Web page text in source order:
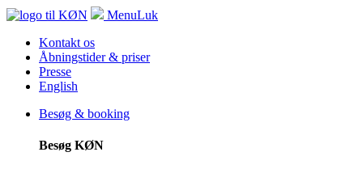
MenuLuk
Kontakt os
Åbningstider & priser
Presse
English
Besøg & booking
Besøg KØN